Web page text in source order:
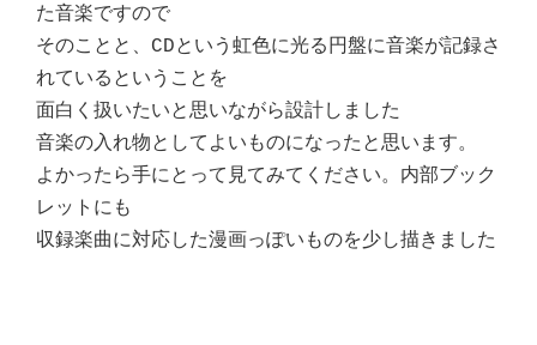
た音楽ですので
そのことと、CDという虹色に光る円盤に音楽が記録さ
れているということを
面白く扱いたいと思いながら設計しました
音楽の入れ物としてよいものになったと思います。
よかったら手にとって見てみてください。内部ブック
レットにも
収録楽曲に対応した漫画っぽいものを少し描きました